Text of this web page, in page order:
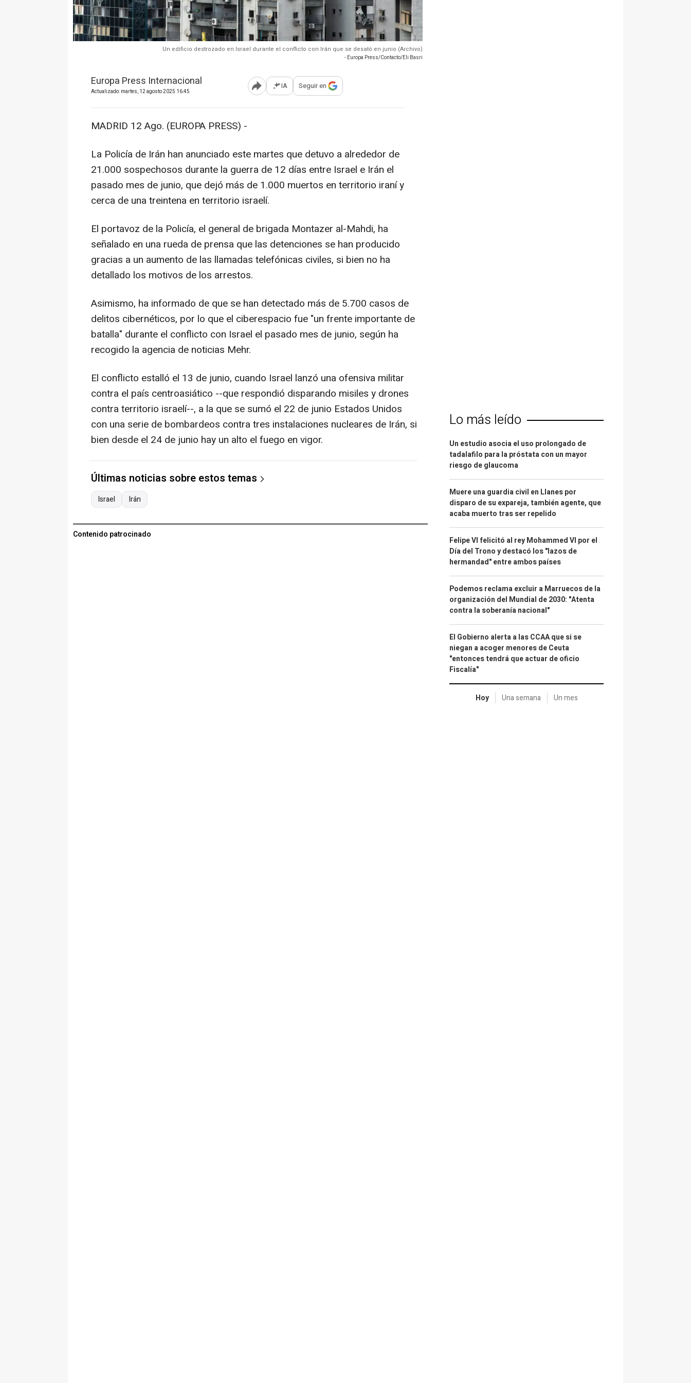
Un edificio destrozado en Israel durante el conflicto con Irán que se desató en junio (Archivo)
- Europa Press/Contacto/Eli Basri
Europa Press Internacional
Actualizado: martes, 12 agosto 2025 16:45 Abrir opciones para compartir
IA Seguir en
MADRID 12 Ago. (EUROPA PRESS) -
La Policía de Irán han anunciado este martes que detuvo a alrededor de
21.000 sospechosos durante la guerra de 12 días entre Israel e Irán el
pasado mes de junio, que dejó más de 1.000 muertos en territorio iraní y
cerca de una treintena en territorio israelí.
El portavoz de la Policía, el general de brigada Montazer al-Mahdi, ha
señalado en una rueda de prensa que las detenciones se han producido
gracias a un aumento de las llamadas telefónicas civiles, si bien no ha
detallado los motivos de los arrestos.
Asimismo, ha informado de que se han detectado más de 5.700 casos de
delitos cibernéticos, por lo que el ciberespacio fue "un frente importante de
batalla" durante el conflicto con Israel el pasado mes de junio, según ha
recogido la agencia de noticias Mehr.
El conflicto estalló el 13 de junio, cuando Israel lanzó una ofensiva militar
contra el país centroasiático --que respondió disparando misiles y drones
contra territorio israelí--, a la que se sumó el 22 de junio Estados Unidos
con una serie de bombardeos contra tres instalaciones nucleares de Irán, si
bien desde el 24 de junio hay un alto el fuego en vigor.
Últimas noticias sobre estos temas
Israel Irán
Contenido patrocinado
Lo más leído
Un estudio asocia el uso prolongado de
tadalafilo para la próstata con un mayor
riesgo de glaucoma
Muere una guardia civil en Llanes por
disparo de su expareja, también agente, que
acaba muerto tras ser repelido
Felipe VI felicitó al rey Mohammed VI por el
Día del Trono y destacó los "lazos de
hermandad" entre ambos países
Podemos reclama excluir a Marruecos de la
organización del Mundial de 2030: "Atenta
contra la soberanía nacional"
El Gobierno alerta a las CCAA que si se
niegan a acoger menores de Ceuta
"entonces tendrá que actuar de oficio
Fiscalía"
Hoy Una semana Un mes